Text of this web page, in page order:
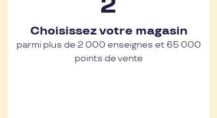
Choisissez votre magasin
parmi plus de 2 000 enseignes et 65 000
points de vente